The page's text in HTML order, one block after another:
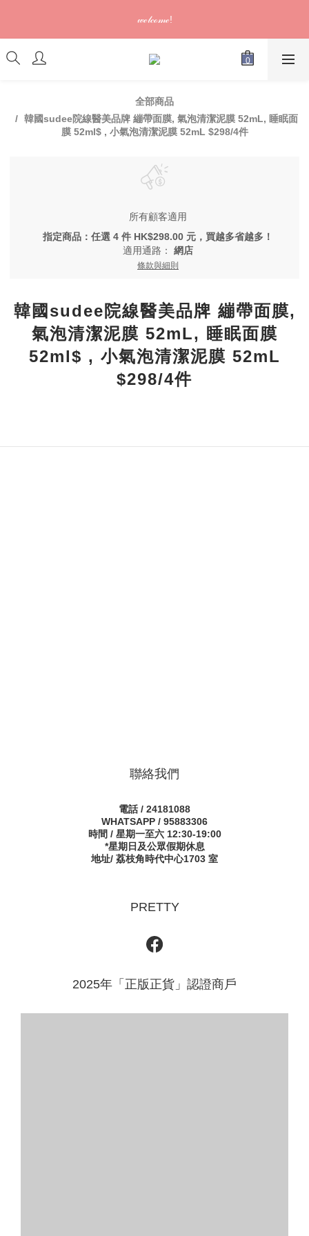
電郵為準)
𝓌ℯ𝓁𝒸ℴ𝓂ℯ!
訂單可供取貨/發貨後會發出電郵通知，請填妥正確資料 (*通知以
電郵為準)
全部商品
韓國sudee院線醫美品牌 繃帶面膜, 氣泡清潔泥膜 52mL, 睡眠面
膜 52ml$ , 小氣泡清潔泥膜 52mL $298/4件
所有顧客適用
指定商品：任選 4 件 HK$298.00 元，買越多省越多！
適用通路： 網店
條款與細則
韓國sudee院線醫美品牌 繃帶面膜,
氣泡清潔泥膜 52mL, 睡眠面膜
52ml$ , 小氣泡清潔泥膜 52mL
$298/4件
聯絡我們
電話 / 24181088
WHATSAPP / 95883306
時間 / 星期一至六 12:30-19:00
*星期日及公眾假期休息
地址/ 荔枝角時代中心1703 室
PRETTY
2025年「正版正貨」認證商戶